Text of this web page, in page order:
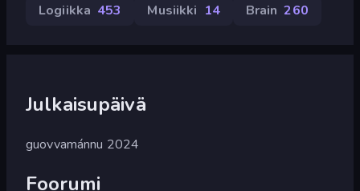
Logiikka 453 Musiikki 14 Brain 260
Julkaisupäivä
guovvamánnu 2024
Foorumi